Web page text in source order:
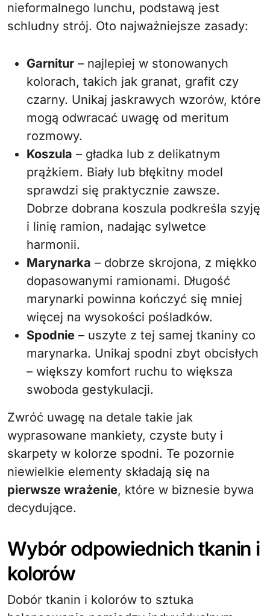
nieformalnego lunchu, podstawą jest
schludny strój. Oto najważniejsze zasady:
Garnitur – najlepiej w stonowanych
kolorach, takich jak granat, grafit czy
czarny. Unikaj jaskrawych wzorów, które
mogą odwracać uwagę od meritum
rozmowy.
Koszula – gładka lub z delikatnym
prążkiem. Biały lub błękitny model
sprawdzi się praktycznie zawsze.
Dobrze dobrana koszula podkreśla szyję
i linię ramion, nadając sylwetce
harmonii.
Marynarka – dobrze skrojona, z miękko
dopasowanymi ramionami. Długość
marynarki powinna kończyć się mniej
więcej na wysokości pośladków.
Spodnie – uszyte z tej samej tkaniny co
marynarka. Unikaj spodni zbyt obcisłych
– większy komfort ruchu to większa
swoboda gestykulacji.
Zwróć uwagę na detale takie jak
wyprasowane mankiety, czyste buty i
skarpety w kolorze spodni. Te pozornie
niewielkie elementy składają się na
pierwsze wrażenie, które w biznesie bywa
decydujące.
Wybór odpowiednich tkanin i
kolorów
Dobór tkanin i kolorów to sztuka